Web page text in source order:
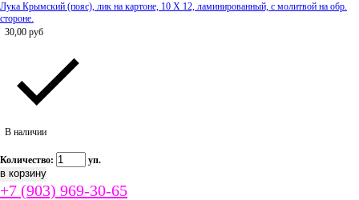
Лука Крымский (пояс), лик на картоне, 10 Х 12, ламинированный, с молитвой на обр.
стороне.
30,00 руб
В наличии
Количество: уп.
+7 (903) 969-30-65